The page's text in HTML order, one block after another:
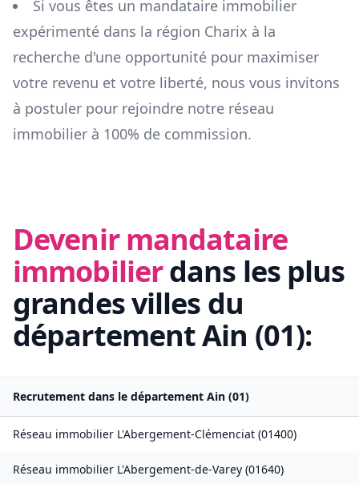
Si vous êtes un mandataire immobilier
expérimenté dans la région Charix à la
recherche d'une opportunité pour maximiser
votre revenu et votre liberté, nous vous invitons
à postuler pour rejoindre notre réseau
immobilier à 100% de commission.
Devenir mandataire
immobilierdans les plus
grandes villes du
départementAin (01):
Recrutement dans le département Ain (01)
Réseau immobilier L'Abergement-Clémenciat (01400)
Réseau immobilier L'Abergement-de-Varey (01640)